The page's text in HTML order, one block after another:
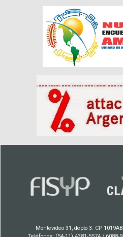
Montevideo 31, depto 3. CP